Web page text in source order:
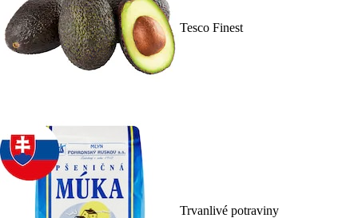
Tesco Finest
Trvanlivé potraviny